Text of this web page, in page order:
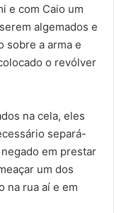
e com Caio um
algemados e
sobre a arma e
o revólver
na cela, eles
separá-
em prestar
um dos
na rua aí e em